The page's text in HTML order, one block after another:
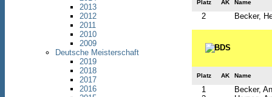
2013
2012
2011
2010
2009
Deutsche Meisterschaft
2019
2018
2017
2016
Platz AK Name
2 Becker,
Platz AK Name
1
Becker,